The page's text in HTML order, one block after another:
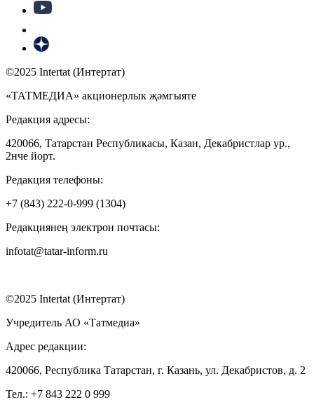
©2025 Intertat (Интертат)
«ТАТМЕДИА» акционерлык җәмгыяте
Редакция адресы:
420066, Татарстан Республикасы, Казан, Декабристлар ур.,
2нче йорт.
Редакция телефоны:
+7 (843) 222-0-999 (1304)
Редакциянең электрон почтасы:
infotat@tatar-inform.ru
©2025 Intertat (Интертат)
Учредитель АО «Татмедиа»
Адрес редакции:
420066, Республика Татарстан, г. Казань, ул. Декабристов, д. 2
Тел.: +7 843 222 0 999